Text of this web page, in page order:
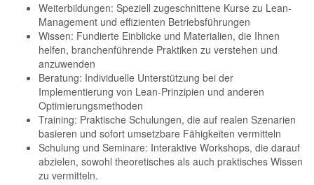
Weiterbildungen: Speziell zugeschnittene Kurse zu Lean-
Management und effizienten Betriebsführungen
Wissen: Fundierte Einblicke und Materialien, die Ihnen
helfen, branchenführende Praktiken zu verstehen und
anzuwenden
Beratung: Individuelle Unterstützung bei der
Implementierung von Lean-Prinzipien und anderen
Optimierungsmethoden
Training: Praktische Schulungen, die auf realen Szenarien
basieren und sofort umsetzbare Fähigkeiten vermitteln
Schulung und Seminare: Interaktive Workshops, die darauf
abzielen, sowohl theoretisches als auch praktisches Wissen
zu vermitteln.